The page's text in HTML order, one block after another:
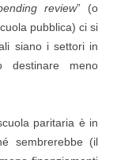
review” (o
pubblica) ci si
siano i settori in
destinare meno
paritaria è in
sembrerebbe (il